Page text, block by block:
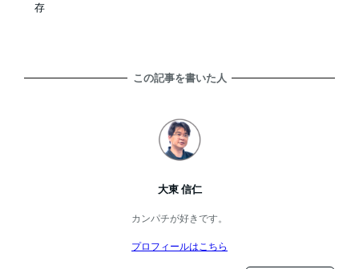
存
この記事を書いた人
大東 信仁
カンパチが好きです。
プロフィールはこちら